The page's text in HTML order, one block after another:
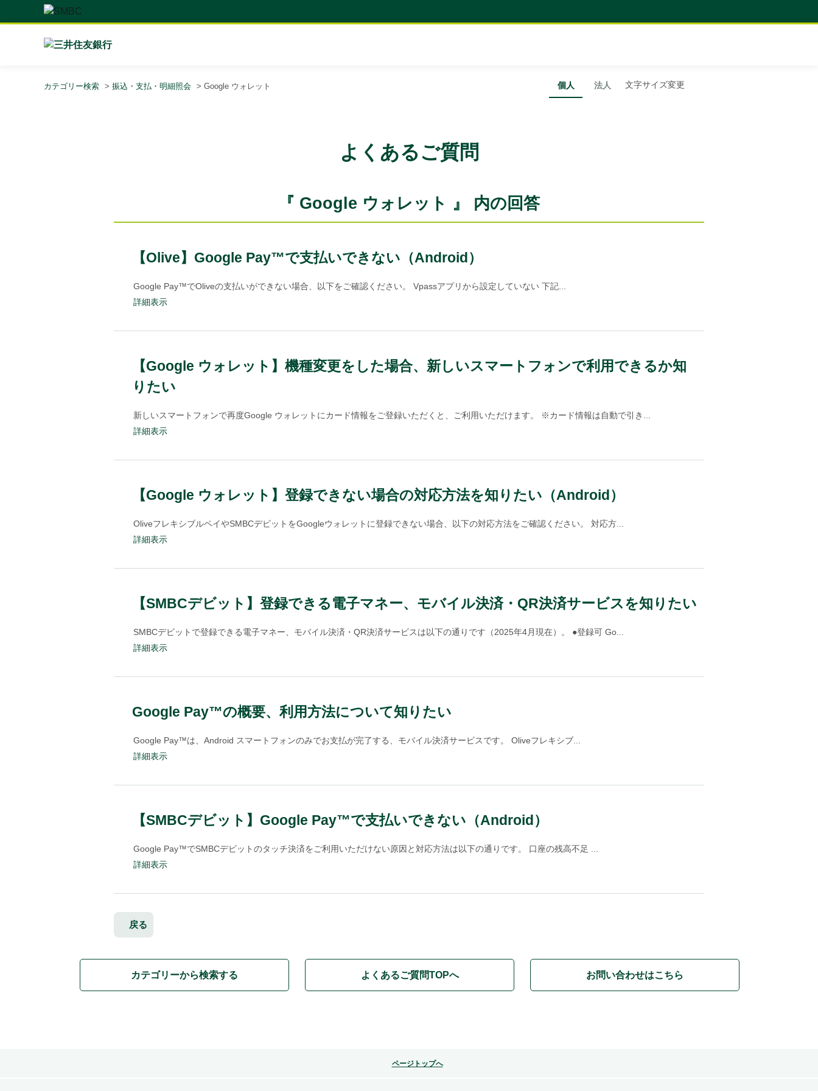
個人 法人 文字サイズ変更
カテゴリー検索 > 振込・支払・明細照会 > Google ウォレット
よくあるご質問
『 Google ウォレット 』 内の回答
【Olive】Google Pay™で支払いできない（Android）
Google Pay™でOliveの支払いができない場合、以下をご確認ください。 Vpassアプリから設定していない 下記...
詳細表示
【Google ウォレット】機種変更をした場合、新しいスマートフォンで利用できるか知
りたい
新しいスマートフォンで再度Google ウォレットにカード情報をご登録いただくと、ご利用いただけます。 ※カード情報は自動で引き...
詳細表示
【Google ウォレット】登録できない場合の対応方法を知りたい（Android）
OliveフレキシブルペイやSMBCデビットをGoogleウォレットに登録できない場合、以下の対応方法をご確認ください。 対応方...
詳細表示
【SMBCデビット】登録できる電子マネー、モバイル決済・QR決済サービスを知りたい
SMBCデビットで登録できる電子マネー、モバイル決済・QR決済サービスは以下の通りです（2025年4月現在）。 ●登録可 Go...
詳細表示
Google Pay™の概要、利用方法について知りたい
Google Pay™は、Android スマートフォンのみでお支払が完了する、モバイル決済サービスです。 Oliveフレキシブ...
詳細表示
【SMBCデビット】Google Pay™で支払いできない（Android）
Google Pay™でSMBCデビットのタッチ決済をご利用いただけない原因と対応方法は以下の通りです。 口座の残高不足 ...
詳細表示
戻る
カテゴリーから検索する よくあるご質問TOPへ お問い合わせはこちら
ページトップへ